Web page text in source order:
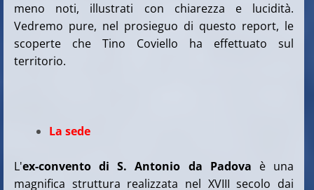
meno noti, illustrati con chiarezza e lucidità.
Vedremo pure, nel prosieguo di questo report, le
scoperte che Tino Coviello ha effettuato sul
territorio.
La sede
L'ex-convento di S. Antonio da Padova è una
magnifica struttura realizzata nel XVIII secolo dai